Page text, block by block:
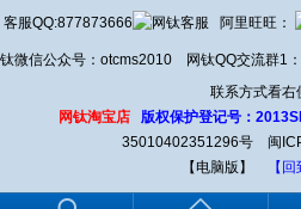
客服QQ:877873666 阿里旺旺：
钛微信公众号：otcms2010 网钛QQ交流群1
联系方式看右
网钛淘宝店
版权保护登记号：
35010402351296号
闽
【电脑版】
【